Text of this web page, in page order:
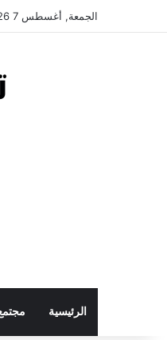
الجمعة, أغسطس 7 2026
الرئيسية